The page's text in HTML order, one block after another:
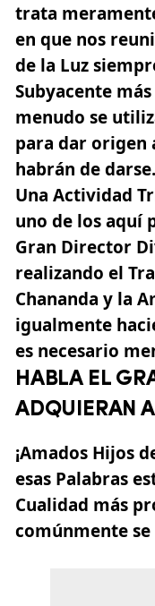
trata
en que nos
de la Luz
Subyacente
menudo se
para dar origen
habrán de darse.
Una Actividad
uno de los aquí
Gran Director
realizando el
Chananda y la
igualmente
es necesario
HABLA EL
ADQUIERAN
¡Amados Hijos
esas Palabras
Cualidad más
comúnmente se